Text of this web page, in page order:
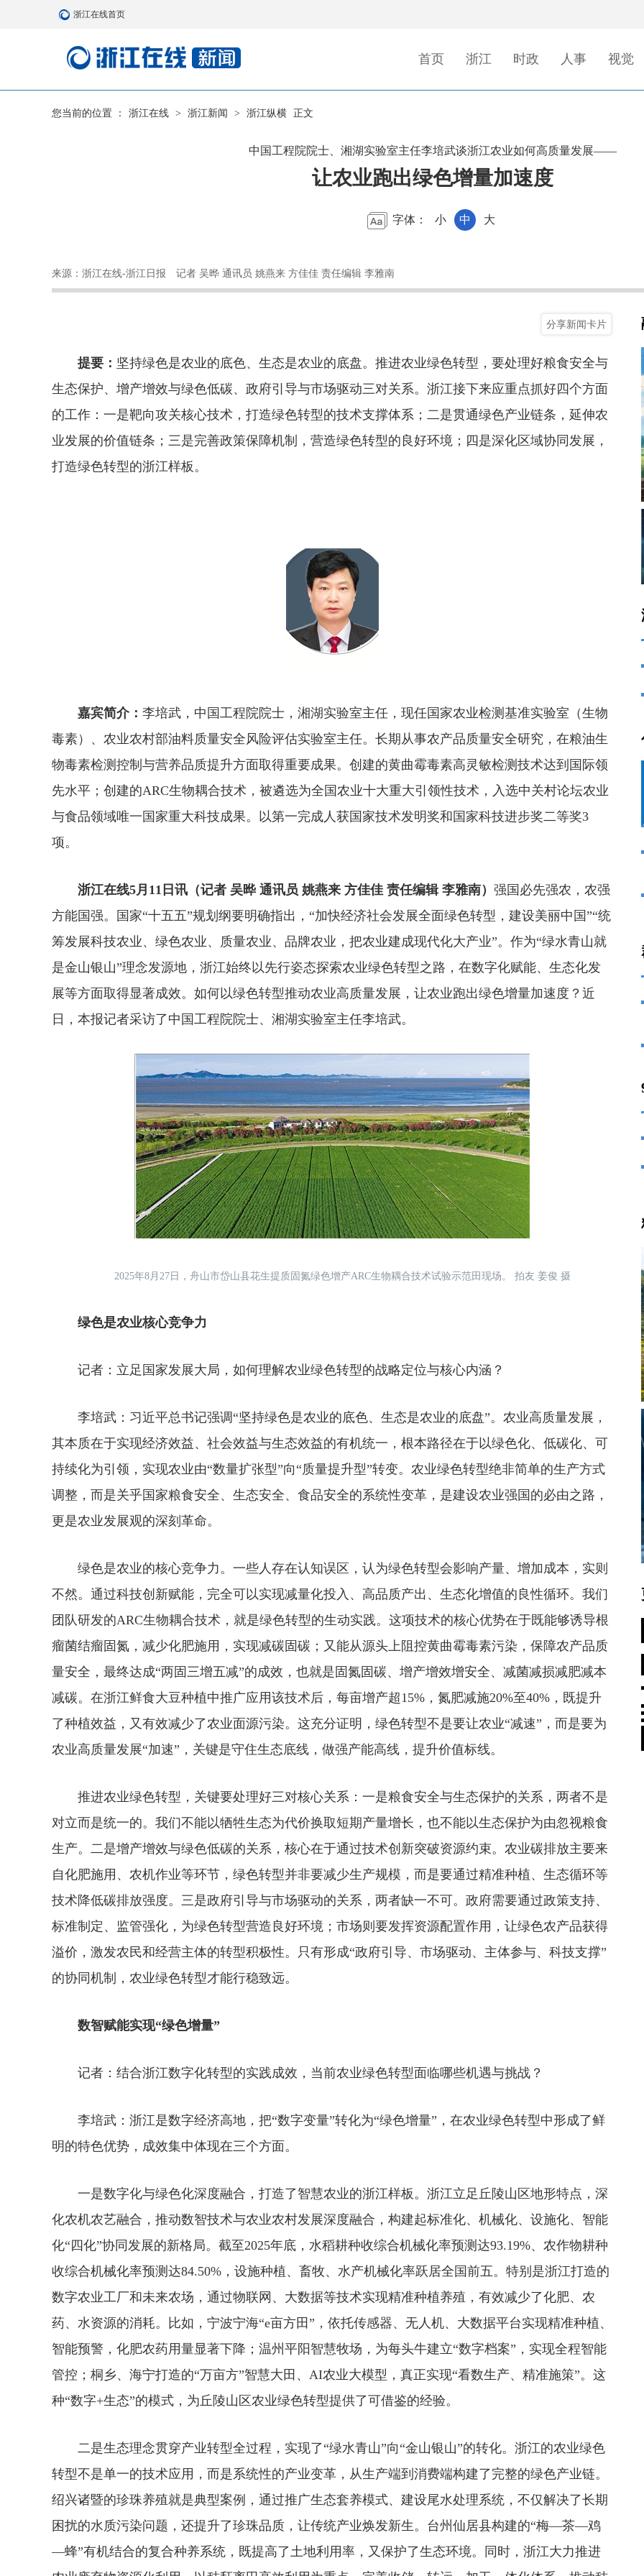
浙江在线首页
首页 浙江 时政 人事 视觉
您当前的位置 ： 浙江在线 > 浙江新闻 > 浙江纵横 正文
中国工程院院士、湘湖实验室主任李培武谈浙江农业如何高质量发展——
让农业跑出绿色增量加速度
字体： 小 中 大
来源：浙江在线-浙江日报 记者 吴晔 通讯员 姚燕来 方佳佳 责任编辑 李雅南
分享新闻卡片
提要： 坚持绿色是农业的底色、生态是农业的底盘。推进农业绿色转型，要处理好粮食安全与
生态保护、增产增效与绿色低碳、政府引导与市场驱动三对关系。浙江接下来应重点抓好四个方面
的工作：一是靶向攻关核心技术，打造绿色转型的技术支撑体系；二是贯通绿色产业链条，延伸农
业发展的价值链条；三是完善政策保障机制，营造绿色转型的良好环境；四是深化区域协同发展，
打造绿色转型的浙江样板。
嘉宾简介： 李培武，中国工程院院士，湘湖实验室主任，现任国家农业检测基准实验室（生物
毒素）、农业农村部油料质量安全风险评估实验室主任。长期从事农产品质量安全研究，在粮油生
物毒素检测控制与营养品质提升方面取得重要成果。创建的黄曲霉毒素高灵敏检测技术达到国际领
先水平；创建的ARC生物耦合技术，被遴选为全国农业十大重大引领性技术，入选中关村论坛农业
与食品领域唯一国家重大科技成果。以第一完成人获国家技术发明奖和国家科技进步奖二等奖3
项。
浙江在线5月11日讯（记者 吴晔 通讯员 姚燕来 方佳佳 责任编辑 李雅南） 强国必先强农，农强
方能国强。国家“十五五”规划纲要明确指出，“加快经济社会发展全面绿色转型，建设美丽中国”“统
筹发展科技农业、绿色农业、质量农业、品牌农业，把农业建成现代化大产业”。作为“绿水青山就
是金山银山”理念发源地，浙江始终以先行姿态探索农业绿色转型之路，在数字化赋能、生态化发
展等方面取得显著成效。如何以绿色转型推动农业高质量发展，让农业跑出绿色增量加速度？近
日，本报记者采访了中国工程院院士、湘湖实验室主任李培武。
2025年8月27日，舟山市岱山县花生提质固氮绿色增产ARC生物耦合技术试验示范田现场。 拍友 姜俊 摄
绿色是农业核心竞争力
记者：立足国家发展大局，如何理解农业绿色转型的战略定位与核心内涵？
李培武：习近平总书记强调“坚持绿色是农业的底色、生态是农业的底盘”。农业高质量发展，
其本质在于实现经济效益、社会效益与生态效益的有机统一，根本路径在于以绿色化、低碳化、可
持续化为引领，实现农业由“数量扩张型”向“质量提升型”转变。农业绿色转型绝非简单的生产方式
调整，而是关乎国家粮食安全、生态安全、食品安全的系统性变革，是建设农业强国的必由之路，
更是农业发展观的深刻革命。
绿色是农业的核心竞争力。一些人存在认知误区，认为绿色转型会影响产量、增加成本，实则
不然。通过科技创新赋能，完全可以实现减量化投入、高品质产出、生态化增值的良性循环。我们
团队研发的ARC生物耦合技术，就是绿色转型的生动实践。这项技术的核心优势在于既能够诱导根
瘤菌结瘤固氮，减少化肥施用，实现减碳固碳；又能从源头上阻控黄曲霉毒素污染，保障农产品质
量安全，最终达成“两固三增五减”的成效，也就是固氮固碳、增产增效增安全、减菌减损减肥减本
减碳。在浙江鲜食大豆种植中推广应用该技术后，每亩增产超15%，氮肥减施20%至40%，既提升
了种植效益，又有效减少了农业面源污染。这充分证明，绿色转型不是要让农业“减速”，而是要为
农业高质量发展“加速”，关键是守住生态底线，做强产能高线，提升价值标线。
推进农业绿色转型，关键要处理好三对核心关系：一是粮食安全与生态保护的关系，两者不是
对立而是统一的。我们不能以牺牲生态为代价换取短期产量增长，也不能以生态保护为由忽视粮食
生产。二是增产增效与绿色低碳的关系，核心在于通过技术创新突破资源约束。农业碳排放主要来
自化肥施用、农机作业等环节，绿色转型并非要减少生产规模，而是要通过精准种植、生态循环等
技术降低碳排放强度。三是政府引导与市场驱动的关系，两者缺一不可。政府需要通过政策支持、
标准制定、监管强化，为绿色转型营造良好环境；市场则要发挥资源配置作用，让绿色农产品获得
溢价，激发农民和经营主体的转型积极性。只有形成“政府引导、市场驱动、主体参与、科技支撑”
的协同机制，农业绿色转型才能行稳致远。
数智赋能实现“绿色增量”
记者：结合浙江数字化转型的实践成效，当前农业绿色转型面临哪些机遇与挑战？
李培武：浙江是数字经济高地，把“数字变量”转化为“绿色增量”，在农业绿色转型中形成了鲜
明的特色优势，成效集中体现在三个方面。
一是数字化与绿色化深度融合，打造了智慧农业的浙江样板。浙江立足丘陵山区地形特点，深
化农机农艺融合，推动数智技术与农业农村发展深度融合，构建起标准化、机械化、设施化、智能
化“四化”协同发展的新格局。截至2025年底，水稻耕种收综合机械化率预测达93.19%、农作物耕种
收综合机械化率预测达84.50%，设施种植、畜牧、水产机械化率跃居全国前五。特别是浙江打造的
数字农业工厂和未来农场，通过物联网、大数据等技术实现精准种植养殖，有效减少了化肥、农
药、水资源的消耗。比如，宁波宁海“e亩方田”，依托传感器、无人机、大数据平台实现精准种植、
智能预警，化肥农药用量显著下降；温州平阳智慧牧场，为每头牛建立“数字档案”，实现全程智能
管控；桐乡、海宁打造的“万亩方”智慧大田、AI农业大模型，真正实现“看数生产、精准施策”。这
种“数字+生态”的模式，为丘陵山区农业绿色转型提供了可借鉴的经验。
二是生态理念贯穿产业转型全过程，实现了“绿水青山”向“金山银山”的转化。浙江的农业绿色
转型不是单一的技术应用，而是系统性的产业变革，从生产端到消费端构建了完整的绿色产业链。
绍兴诸暨的珍珠养殖就是典型案例，通过推广生态套养模式、建设尾水处理系统，不仅解决了长期
困扰的水质污染问题，还提升了珍珠品质，让传统产业焕发新生。台州仙居县构建的“梅—茶—鸡
—蜂”有机结合的复合种养系统，既提高了土地利用率，又保护了生态环境。同时，浙江大力推进